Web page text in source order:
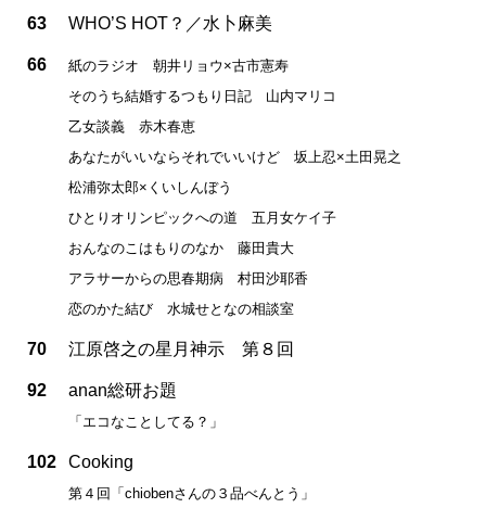
63 WHO’S HOT？／水卜麻美
66
紙のラジオ 朝井リョウ×古市憲寿
そのうち結婚するつもり日記 山内マリコ
乙女談義 赤木春恵
あなたがいいならそれでいいけど 坂上忍×土田晃之
松浦弥太郎×くいしんぼう
ひとりオリンピックへの道 五月女ケイ子
おんなのこはもりのなか 藤田貴大
アラサーからの思春期病 村田沙耶香
恋のかた結び 水城せとなの相談室
70 江原啓之の星月神示 第８回
92 anan総研お題
「エコなことしてる？」
102 Cooking
第４回「chiobenさんの３品べんとう」